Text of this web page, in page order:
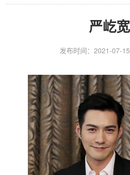
严屹宽
发布时间：2021-07-